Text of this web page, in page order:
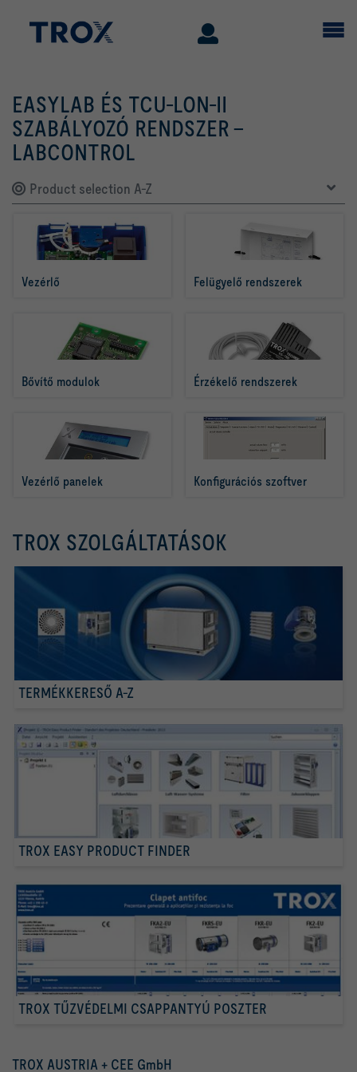
EASYLAB ÉS TCU-LON-II
SZABÁLYOZÓ RENDSZER –
LABCONTROL
Product selection A-Z
Vezérlő Felügyelő rendszerek
Bővítő modulok Érzékelő rendszerek
Vezérlő panelek Konfigurációs szoftver
TROX SZOLGÁLTATÁSOK
TERMÉKKERESŐ A-Z
TROX EASY PRODUCT FINDER
TROX TŰZVÉDELMI CSAPPANTYÚ POSZTER
TROX AUSTRIA + CEE GmbH